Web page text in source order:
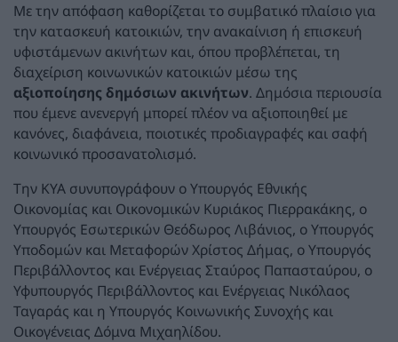
Με την απόφαση καθορίζεται το συμβατικό πλαίσιο για
την κατασκευή κατοικιών, την ανακαίνιση ή επισκευή
υφιστάμενων ακινήτων και, όπου προβλέπεται, τη
διαχείριση κοινωνικών κατοικιών μέσω της
αξιοποίησης δημόσιων ακινήτων. Δημόσια περιουσία
που έμενε ανενεργή μπορεί πλέον να αξιοποιηθεί με
κανόνες, διαφάνεια, ποιοτικές προδιαγραφές και σαφή
κοινωνικό προσανατολισμό.
Την ΚΥΑ συνυπογράφουν ο Υπουργός Εθνικής
Οικονομίας και Οικονομικών Κυριάκος Πιερρακάκης, ο
Υπουργός Εσωτερικών Θεόδωρος Λιβάνιος, ο Υπουργός
Υποδομών και Μεταφορών Χρίστος Δήμας, ο Υπουργός
Περιβάλλοντος και Ενέργειας Σταύρος Παπασταύρου, ο
Υφυπουργός Περιβάλλοντος και Ενέργειας Νικόλαος
Ταγαράς και η Υπουργός Κοινωνικής Συνοχής και
Οικογένειας Δόμνα Μιχαηλίδου.